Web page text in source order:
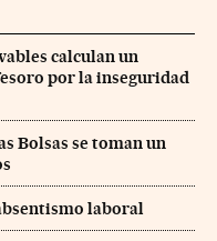
calculan un
por la inseguridad
Bolsas se toman un
laboral